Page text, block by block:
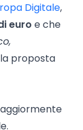
Digitale,
euro e che
proposta